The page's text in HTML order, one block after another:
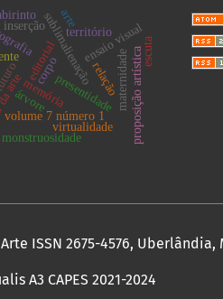
editorial
volume 7 número 1
sublimalienação
presentidade
ensaio visual
maternidade
memória
virtualidade
monstruosidade proposição artística
inserção
território
relação
árvore
corpo
escuta
arte
ISSN 2675-4576, Uberlândia,
A3 CAPES 2021-2024